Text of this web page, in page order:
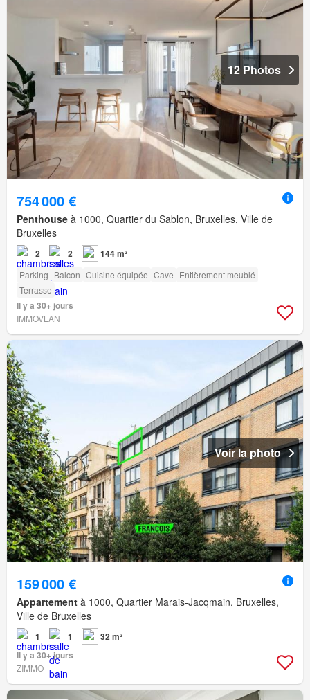
12 Photos
754 000 €
Penthouse à 1000, Quartier du Sablon, Bruxelles, Ville de
Bruxelles
2 2 144 m²
Parking Balcon Cuisine équipée Cave Entièrement meublé
Terrasse
Il y a 30+ jours
IMMOVLAN
Voir la photo
159 000 €
Appartement à 1000, Quartier Marais-Jacqmain, Bruxelles,
Ville de Bruxelles
1 1
32 m²
Il y a 30+ jours
ZIMMO